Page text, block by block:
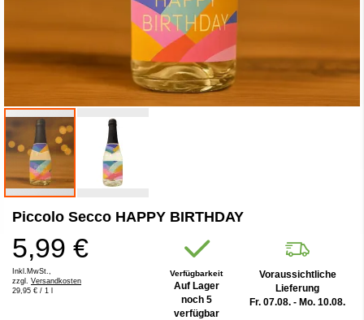
Anfang
Bildergalerie
springen
Piccolo Secco HAPPY BIRTHDAY
5,99 €
Inkl.MwSt.,
zzgl. Versandkosten
29,95 € / 1 l
Verfügbarkeit
Auf Lager
noch 5
verfügbar
Voraussichtliche
Lieferung
Fr. 07.08. - Mo. 10.08.